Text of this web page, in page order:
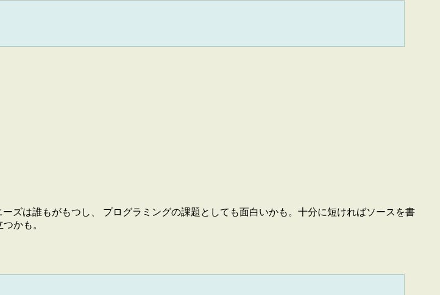
ズは誰もがもつし、 プログラミングの課題としても面白いかも。十分に短ければソースを書
かも。